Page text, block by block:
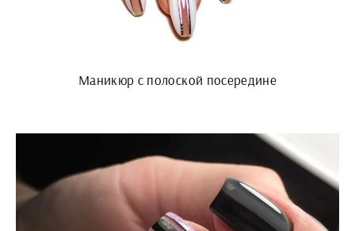
Маникюр с полоской посередине